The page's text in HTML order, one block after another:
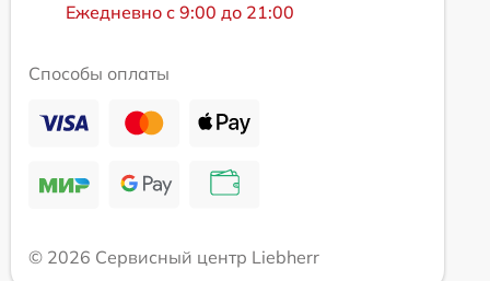
Ежедневно с 9:00 до 21:00
Способы оплаты
© 2026 Сервисный центр Liebherr